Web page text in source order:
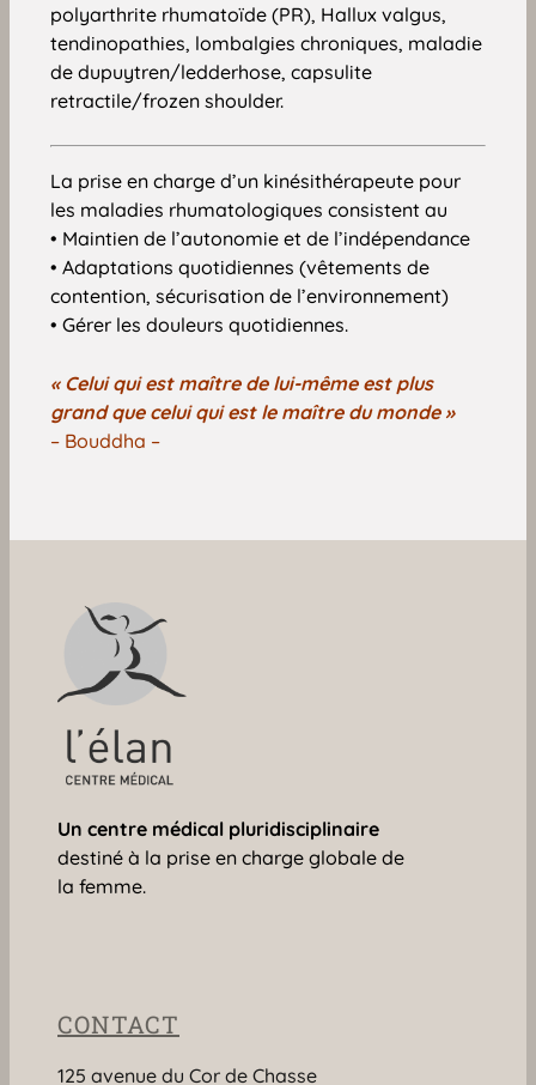
polyarthrite rhumatoïde (PR), Hallux valgus,
tendinopathies, lombalgies chroniques, maladie
de dupuytren/ledderhose, capsulite
retractile/frozen shoulder.
La prise en charge d’un kinésithérapeute pour
les maladies rhumatologiques consistent au
• Maintien de l’autonomie et de l’indépendance
• Adaptations quotidiennes (vêtements de
contention, sécurisation de l’environnement)
• Gérer les douleurs quotidiennes.
« Celui qui est maître de lui-même est plus
grand que celui qui est le maître du monde »
– Bouddha –
Un centre médical pluridisciplinaire
destiné à la prise en charge globale de
la femme.
CONTACT
125 avenue du Cor de Chasse